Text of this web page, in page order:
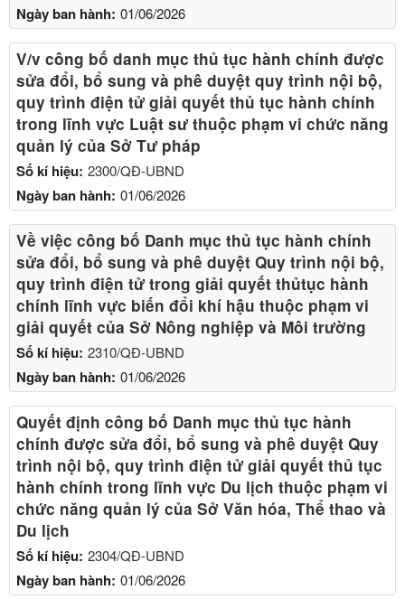
Ngày ban hành: 01/06/2026
Số kí hiệu: 2300/QĐ-UBND
Ngày ban hành: 01/06/2026
V/v công bố danh mục thủ tục hành chính được
sửa đổi, bổ sung và phê duyệt quy trình nội bộ,
quy trình điện tử giải quyết thủ tục hành chính
trong lĩnh vực Luật sư thuộc phạm vi chức năng
quản lý của Sở Tư pháp
Số kí hiệu: 2310/QĐ-UBND
Ngày ban hành: 01/06/2026
Về việc công bố Danh mục thủ tục hành chính
sửa đổi, bổ sung và phê duyệt Quy trình nội bộ,
quy trình điện tử trong giải quyết thủtục hành
chính lĩnh vực biến đổi khí hậu thuộc phạm vi
giải quyết của Sở Nông nghiệp và Môi trường
Số kí hiệu: 2304/QĐ-UBND
Ngày ban hành: 01/06/2026
Quyết định công bố Danh mục thủ tục hành
chính được sửa đổi, bổ sung và phê duyệt Quy
trình nội bộ, quy trình điện tử giải quyết thủ tục
hành chính trong lĩnh vực Du lịch thuộc phạm vi
chức năng quản lý của Sở Văn hóa, Thể thao và
Du lịch